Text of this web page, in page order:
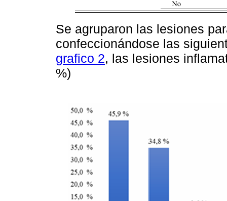
Se agruparon las lesiones
confeccionándose las
grafico 2, las lesiones
%)